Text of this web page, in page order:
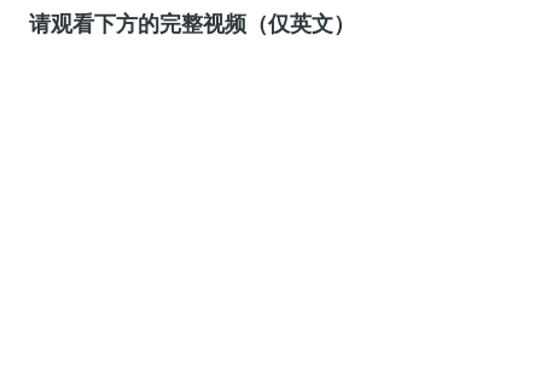
请观看下方的完整视频（仅英文）